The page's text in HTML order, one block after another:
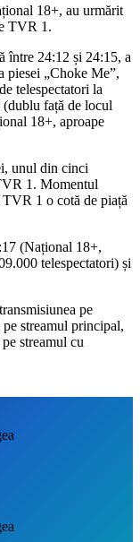
18+, au urmărit
TVR 1.
între 24:12 și 24:15, a
piesei „Choke Me”,
telespectatori la
față de locul
18+, aproape
unul din cinci
1. Momentul
1 o cotă de piață
(Național 18+,
telespectatori) și
pe
streamul principal,
streamul cu